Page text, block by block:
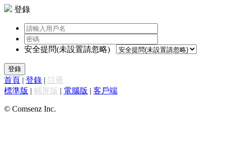
登錄
安全提問(未設置請忽略)
登錄
首頁 | 登錄 | 註冊
標準版 | 觸屏版 | 電腦版 | 客戶端
© Comsenz Inc.